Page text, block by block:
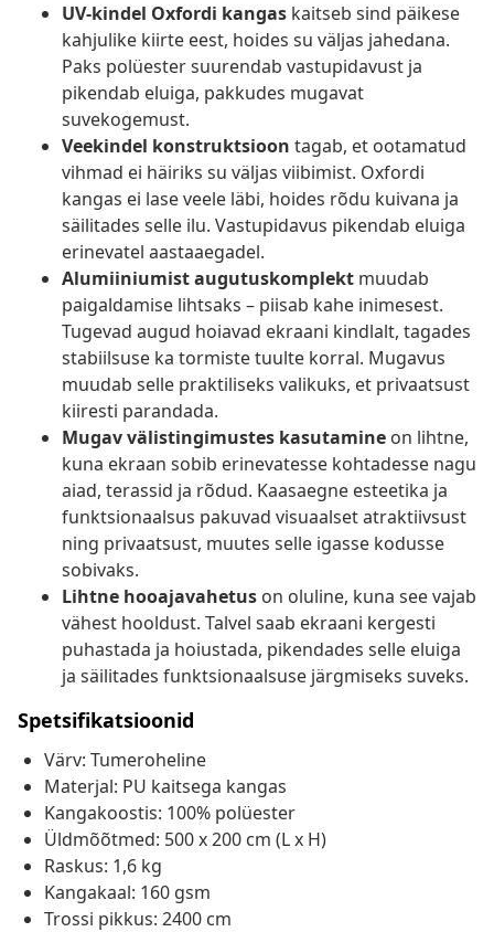
UV-kindel Oxfordi kangas kaitseb sind päikese
kahjulike kiirte eest, hoides su väljas jahedana.
Paks polüester suurendab vastupidavust ja
pikendab eluiga, pakkudes mugavat
suvekogemust.
Veekindel konstruktsioon tagab, et ootamatud
vihmad ei häiriks su väljas viibimist. Oxfordi
kangas ei lase veele läbi, hoides rõdu kuivana ja
säilitades selle ilu. Vastupidavus pikendab eluiga
erinevatel aastaaegadel.
Alumiiniumist augutuskomplekt muudab
paigaldamise lihtsaks – piisab kahe inimesest.
Tugevad augud hoiavad ekraani kindlalt, tagades
stabiilsuse ka tormiste tuulte korral. Mugavus
muudab selle praktiliseks valikuks, et privaatsust
kiiresti parandada.
Mugav välistingimustes kasutamine on lihtne,
kuna ekraan sobib erinevatesse kohtadesse nagu
aiad, terassid ja rõdud. Kaasaegne esteetika ja
funktsionaalsus pakuvad visuaalset atraktiivsust
ning privaatsust, muutes selle igasse kodusse
sobivaks.
Lihtne hooajavahetus on oluline, kuna see vajab
vähest hooldust. Talvel saab ekraani kergesti
puhastada ja hoiustada, pikendades selle eluiga
ja säilitades funktsionaalsuse järgmiseks suveks.
Spetsifikatsioonid
Värv: Tumeroheline
Materjal: PU kaitsega kangas
Kangakoostis: 100% polüester
Üldmõõtmed: 500 x 200 cm (L x H)
Raskus: 1,6 kg
Kangakaal: 160 gsm
Trossi pikkus: 2400 cm